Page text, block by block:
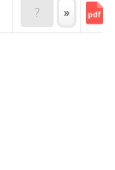
? »